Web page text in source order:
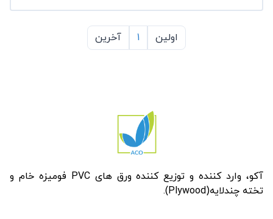
اولین 1 آخرین
آکو، وارد کننده و توزیع کننده ورق های PVC فومیزه خام و
تخته چندلایه(Plywood).